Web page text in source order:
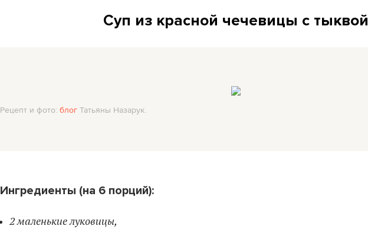
Суп из красной чечевицы с тыквой
Рецепт и фото: блог Татьяны Назарук.
Ингредиенты (на 6 порций):
2 маленькие луковицы,